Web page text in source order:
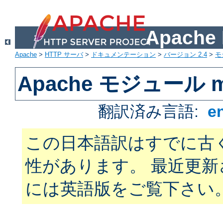
Apache
Apache > HTTP サーバ> ドキュメンテーション > バージョン 2.4 >
Apache モジュール
翻訳済み言語:
この日本語訳はすでに古
性があります。 最近更
には英語版をご覧下さい